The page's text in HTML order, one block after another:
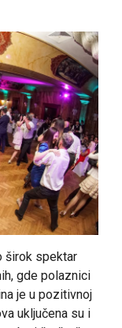
širok spektar
gde polaznici
je u pozitivnoj
uključena su i